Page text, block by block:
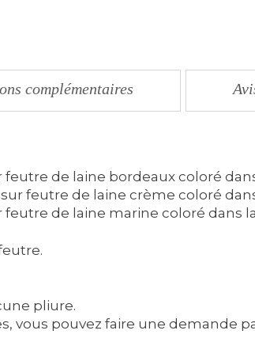
complémentaires
de laine bordeaux coloré
feutre de laine crème coloré
de laine marine coloré dans
pliure.
vous pouvez faire une demande